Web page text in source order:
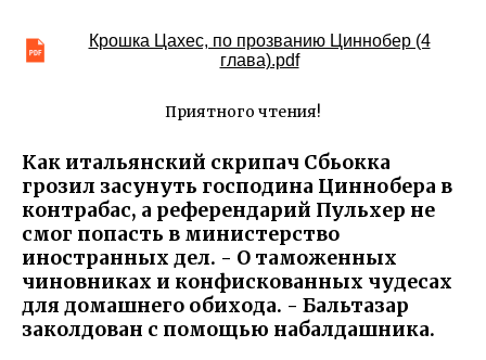
Крошка Цахес, по прозванию Циннобер (4
глава).pdf
Приятного чтения!
Как итальянский скрипач Сбьокка
грозил засунуть господина Циннобера в
контрабас, а референдарий Пульхер не
смог попасть в министерство
иностранных дел. - О таможенных
чиновниках и конфискованных чудесах
для домашнего обихода. - Бальтазар
заколдован с помощью набалдашника.